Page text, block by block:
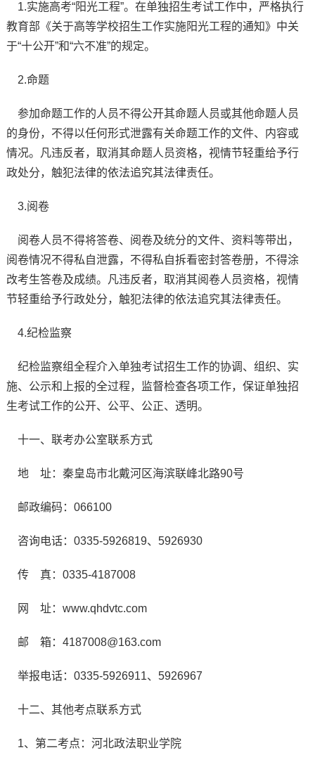
1.实施高考“阳光工程”。在单独招生考试工作中，严格执行
教育部《关于高等学校招生工作实施阳光工程的通知》中关
于“十公开”和“六不准”的规定。
2.命题
参加命题工作的人员不得公开其命题人员或其他命题人员
的身份，不得以任何形式泄露有关命题工作的文件、内容或
情况。凡违反者，取消其命题人员资格，视情节轻重给予行
政处分，触犯法律的依法追究其法律责任。
3.阅卷
阅卷人员不得将答卷、阅卷及统分的文件、资料等带出，
阅卷情况不得私自泄露，不得私自拆看密封答卷册，不得涂
改考生答卷及成绩。凡违反者，取消其阅卷人员资格，视情
节轻重给予行政处分，触犯法律的依法追究其法律责任。
4.纪检监察
纪检监察组全程介入单独考试招生工作的协调、组织、实
施、公示和上报的全过程，监督检查各项工作，保证单独招
生考试工作的公开、公平、公正、透明。
十一、联考办公室联系方式
地 址：秦皇岛市北戴河区海滨联峰北路90号
邮政编码：066100
咨询电话：0335-5926819、5926930
传 真：0335-4187008
网 址：www.qhdvtc.com
邮 箱：4187008@163.com
举报电话：0335-5926911、5926967
十二、其他考点联系方式
1、第二考点：河北政法职业学院